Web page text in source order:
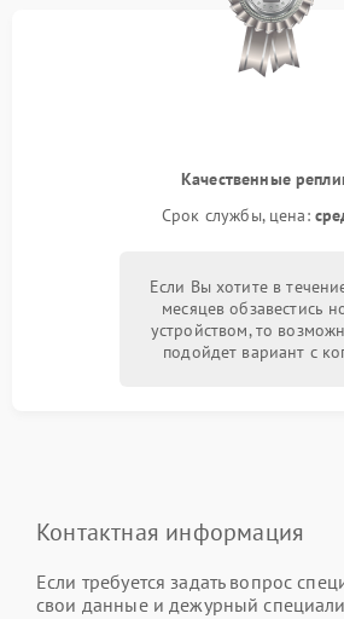
Качественные
Срок службы, цена:
Если Вы хотите в
месяцев обзавестись
устройством, то
подойдет вариант с
Контактная информация
Если требуется задать вопрос
свои данные и дежурный